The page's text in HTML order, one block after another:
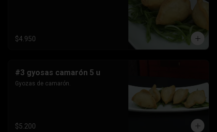
$4.950
#3 gyosas camarón 5 u
Gyozas de camarón.
$5.200